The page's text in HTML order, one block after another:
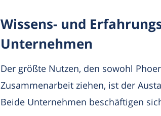
Wissens- und
Unternehmen
Der größte Nutzen, den sowohl
Zusammenarbeit ziehen, ist der
Beide Unternehmen beschäftigen